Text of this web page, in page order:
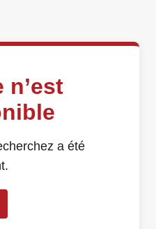
n’est
a été